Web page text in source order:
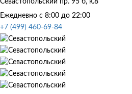
Ежедневно с 8:00 до 22:00
+7 (499) 460-69-84